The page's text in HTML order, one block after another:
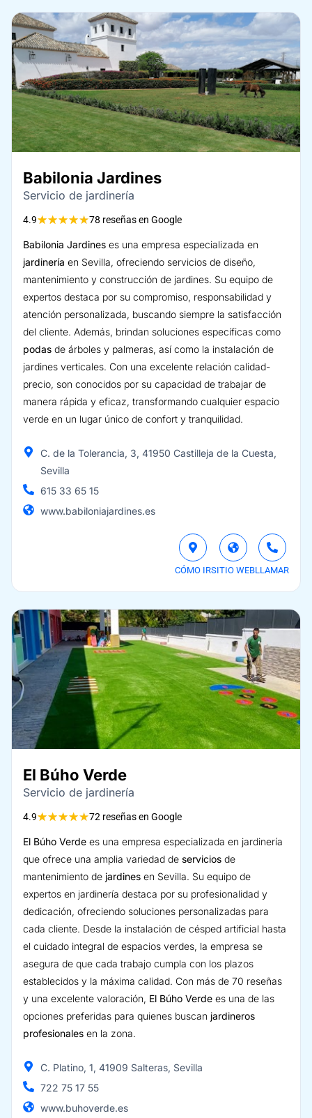
Babilonia Jardines
Servicio de jardinería
4.9★★★★★78 reseñas en Google
Babilonia Jardines es una empresa especializada en
jardinería en Sevilla, ofreciendo servicios de diseño,
mantenimiento y construcción de jardines. Su equipo de
expertos destaca por su compromiso, responsabilidad y
atención personalizada, buscando siempre la satisfacción
del cliente. Además, brindan soluciones específicas como
podas de árboles y palmeras, así como la instalación de
jardines verticales. Con una excelente relación calidad-
precio, son conocidos por su capacidad de trabajar de
manera rápida y eficaz, transformando cualquier espacio
verde en un lugar único de confort y tranquilidad.
C. de la Tolerancia, 3, 41950 Castilleja de la Cuesta,
Sevilla
615 33 65 15
www.babiloniajardines.es
CÓMO IRSITIO WEBLLAMAR
El Búho Verde
Servicio de jardinería
4.9★★★★★72 reseñas en Google
El Búho Verde es una empresa especializada en jardinería
que ofrece una amplia variedad de servicios de
mantenimiento de jardines en Sevilla. Su equipo de
expertos en jardinería destaca por su profesionalidad y
dedicación, ofreciendo soluciones personalizadas para
cada cliente. Desde la instalación de césped artificial hasta
el cuidado integral de espacios verdes, la empresa se
asegura de que cada trabajo cumpla con los plazos
establecidos y la máxima calidad. Con más de 70 reseñas
y una excelente valoración, El Búho Verde es una de las
opciones preferidas para quienes buscan jardineros
profesionales en la zona.
C. Platino, 1, 41909 Salteras, Sevilla
722 75 17 55
www.buhoverde.es